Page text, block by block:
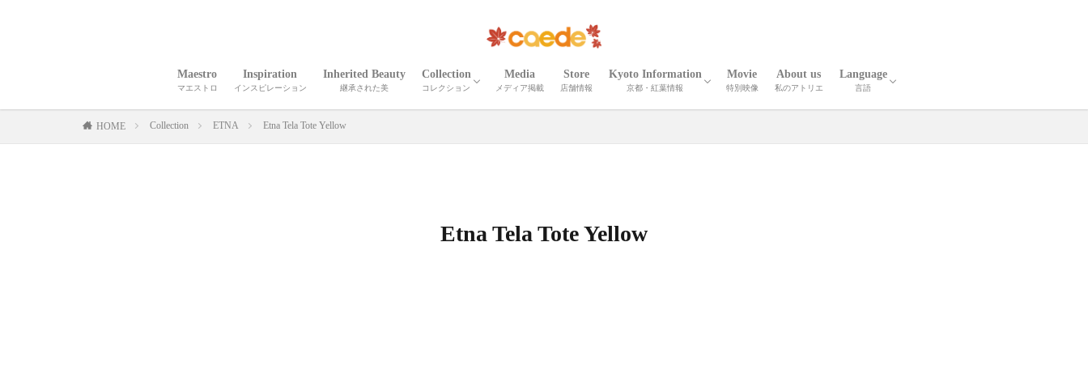
Maestro
マエストロ
Inspiration
インスピレーション
Inherited Beauty
継承された美
Collection
コレクション
CORTEO
ETNA
Madeira
Iris
Palma
Shrink Madeira
Shrink Cube
Cardona
ELLISSE
Shrink Zima
Zima
Recicli ZIMA
Zima leather goods
Prima Bolta
CORTEO MICHELA
Numero
Serena
Wrinkle Serena
Cerberus３
Wrinkle CERBERUS 3
Camouflage Cerberus 3
Adria Misto Cerberus 3
Twill Nylon Misto Cerberus 3
Stella Misto Cerberus
Stella Misto Ruck
Stella Misto Flap
Misto
Miranda
Miranda Ruck
Stella Reversible
Stella Ruck
Maiko Puzzle
Milano Canvas
OTHER
Media
メディア掲載
Store
店舗情報
Kyoto Information
京都・紅葉情報
京都の紅葉
京都・春夏秋冬
京都の名刹・観光情報
京都の伝統工芸・職人技
Movie
特別映像
About us
私のアトリエ
Language
言語
英語
中国語
HOME Collection ETNA Etna Tela Tote Yellow
Etna Tela Tote Yellow